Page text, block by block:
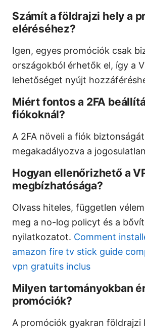
Számít a földrajzi hely a
eléréséhez?
Igen, egyes promóciók csak
országokból érhetők el, így a
lehetőséget nyújt
Miért fontos a 2FA
fiókoknál?
A 2FA növeli a fiók
megakadályozva a
Hogyan ellenőrizhető a
megbízhatósága?
Olvass hiteles, független
meg a no-log policyt és a
nyilatkozatot. Comment
amazon fire tv stick guide
vpn gratuits inclus
Milyen tartományokban
promóciók?
A promóciók gyakran földrajzi